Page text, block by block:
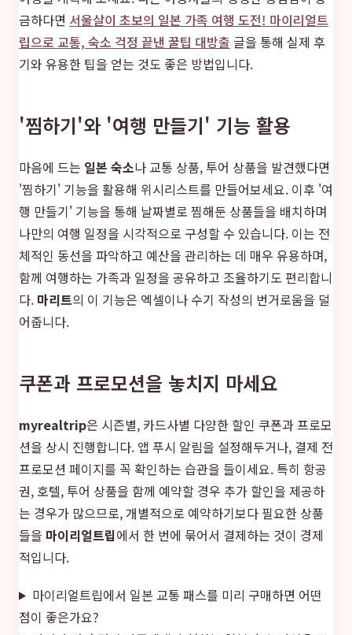
금하다면 서울살이 초보의 일본 가족 여행 도전! 마이리얼트
립으로 교통, 숙소 걱정 끝낸 꿀팁 대방출 글을 통해 실제 후
기와 유용한 팁을 얻는 것도 좋은 방법입니다.
'찜하기'와 '여행 만들기' 기능 활용
마음에 드는 일본 숙소나 교통 상품, 투어 상품을 발견했다면
'찜하기' 기능을 활용해 위시리스트를 만들어보세요. 이후 '여
행 만들기' 기능을 통해 날짜별로 찜해둔 상품들을 배치하며
나만의 여행 일정을 시각적으로 구성할 수 있습니다. 이는 전
체적인 동선을 파악하고 예산을 관리하는 데 매우 유용하며,
함께 여행하는 가족과 일정을 공유하고 조율하기도 편리합니
다. 마리트의 이 기능은 엑셀이나 수기 작성의 번거로움을 덜
어줍니다.
쿠폰과 프로모션을 놓치지 마세요
myrealtrip은 시즌별, 카드사별 다양한 할인 쿠폰과 프로모
션을 상시 진행합니다. 앱 푸시 알림을 설정해두거나, 결제 전
프로모션 페이지를 꼭 확인하는 습관을 들이세요. 특히 항공
권, 호텔, 투어 상품을 함께 예약할 경우 추가 할인을 제공하
는 경우가 많으므로, 개별적으로 예약하기보다 필요한 상품
들을 마이리얼트립에서 한 번에 묶어서 결제하는 것이 경제
적입니다.
마이리얼트립에서 일본 교통 패스를 미리 구매하면 어떤
점이 좋은가요?